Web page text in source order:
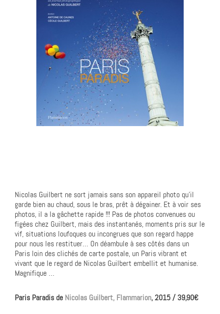
Nicolas Guilbert ne sort jamais sans son appareil photo qu’il
garde bien au chaud, sous le bras, prêt à dégainer. Et à voir ses
photos, il a la gâchette rapide !!! Pas de photos convenues ou
figées chez Guilbert, mais des instantanés, moments pris sur le
vif, situations loufoques ou incongrues que son regard happe
pour nous les restituer… On déambule à ses côtés dans un
Paris loin des clichés de carte postale, un Paris vibrant et
vivant que le regard de Nicolas Guilbert embellit et humanise.
Magnifique …
Paris Paradis de Nicolas Guilbert, Flammarion, 2015 / 39,90€